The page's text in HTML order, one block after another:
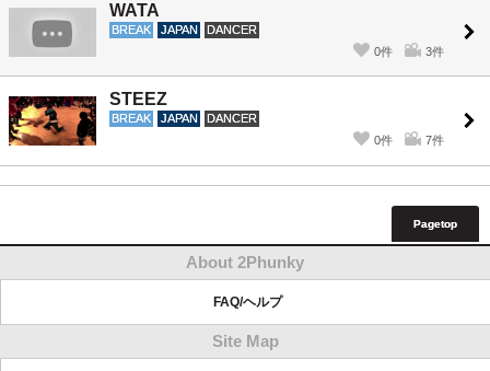
WATA
BREAK JAPAN
DANCER
0件
3件
STEEZ
BREAK JAPAN
DANCER
0件
7件
Pagetop
About 2Phunky
FAQ/ヘルプ
Site Map